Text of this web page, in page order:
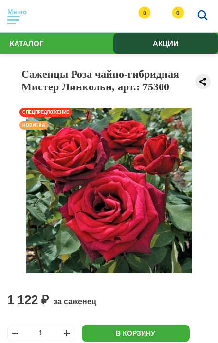
Меню 0 0
КАТАЛОГ АКЦИИ
Саженцы Роза чайно-гибридная
Мистер Линкольн, арт.: 75300
СПЕЦПРЕДЛОЖЕНИЕ
НОВИНКА
1 122 ₽ за саженец
В КОРЗИНУ